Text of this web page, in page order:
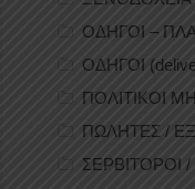
ΟΔΗΓΟΙ –
ΟΔΗΓΟΙ
ΠΟΛΙΤΙΚΟΙ
ΠΩΛΗΤΕΣ /
ΣΕΡΒΙΤΟΡΟΙ